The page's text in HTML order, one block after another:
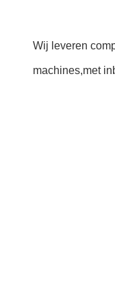
Wij leveren
machines,met